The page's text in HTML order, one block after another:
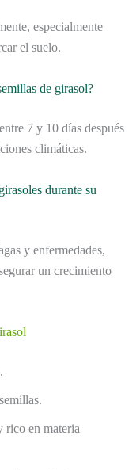
especialmente
el suelo.
de girasol?
7 y 10 días después
climáticas.
durante su
y enfermedades,
un crecimiento
rico en materia